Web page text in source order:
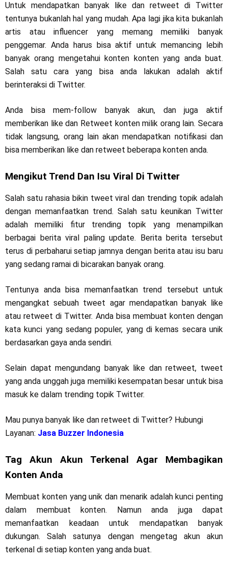
Untuk mendapatkan banyak like dan retweet di Twitter
tentunya bukanlah hal yang mudah. Apa lagi jika kita bukanlah
artis atau influencer yang memang memiliki banyak
penggemar. Anda harus bisa aktif untuk memancing lebih
banyak orang mengetahui konten konten yang anda buat.
Salah satu cara yang bisa anda lakukan adalah aktif
berinteraksi di Twitter.
Anda bisa mem-follow banyak akun, dan juga aktif
memberikan like dan Retweet konten milik orang lain. Secara
tidak langsung, orang lain akan mendapatkan notifikasi dan
bisa memberikan like dan retweet beberapa konten anda.
Mengikut Trend Dan Isu Viral Di Twitter
Salah satu rahasia bikin tweet viral dan trending topik adalah
dengan memanfaatkan trend. Salah satu keunikan Twitter
adalah memiliki fitur trending topik yang menampilkan
berbagai berita viral paling update. Berita berita tersebut
terus di perbaharui setiap jamnya dengan berita atau isu baru
yang sedang ramai di bicarakan banyak orang.
Tentunya anda bisa memanfaatkan trend tersebut untuk
mengangkat sebuah tweet agar mendapatkan banyak like
atau retweet di Twitter. Anda bisa membuat konten dengan
kata kunci yang sedang populer, yang di kemas secara unik
berdasarkan gaya anda sendiri.
Selain dapat mengundang banyak like dan retweet, tweet
yang anda unggah juga memiliki kesempatan besar untuk bisa
masuk ke dalam trending topik Twitter.
Mau punya banyak like dan retweet di Twitter? Hubungi
Layanan: Jasa Buzzer Indonesia
Tag Akun Akun Terkenal Agar Membagikan
Konten Anda
Membuat konten yang unik dan menarik adalah kunci penting
dalam membuat konten. Namun anda juga dapat
memanfaatkan keadaan untuk mendapatkan banyak
dukungan. Salah satunya dengan mengetag akun akun
terkenal di setiap konten yang anda buat.